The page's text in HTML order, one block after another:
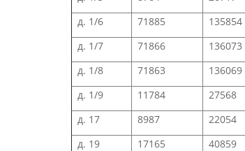
д. 1/6
71885 135854
д. 1/7
71866 136073
д. 1/8
71863 136069
д. 1/9
11784 27568
д. 17
8987 22054
д. 19
17165 40859